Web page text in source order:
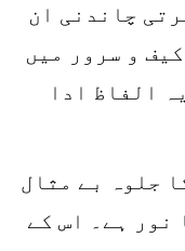
چاندنی ان
و سرور میں
الفاظ ادا
جلوہ بے مثال
نور ہے۔ اس کے